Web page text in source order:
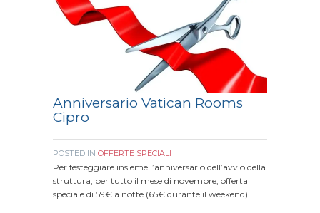
Anniversario Vatican Rooms
Cipro
POSTED IN OFFERTE SPECIALI
Per festeggiare insieme l’anniversario dell’avvio della
struttura, per tutto il mese di novembre, offerta
speciale di 59€ a notte (65€ durante il weekend).